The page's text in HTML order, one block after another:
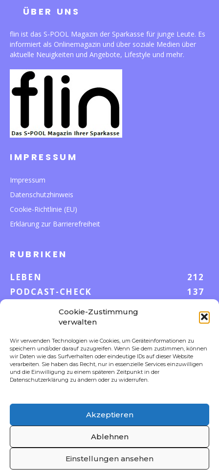
Cookie-Zustimmung
verwalten
Wir verwenden Technologien wie Cookies, um Geräteinformationen zu
speichern und/oder darauf zuzugreifen. Wenn Sie dem zustimmen, können
wir Daten wie das Surfverhalten oder eindeutige IDs auf dieser Website
verarbeiten. Sie haben das Recht, nur in essenzielle Services einzuwilligen
und die Einwilligung zu einem späteren Zeitpunkt in der
Datenschutzerklärung zu ändern oder zu widerrufen.
Akzeptieren
Ablehnen
Einstellungen ansehen
ÜBER UNS
flin ist das S-POOL Magazin der Sparkasse für junge Leute. Es
informiert als Onlinemagazin und über soziale Medien über
aktuelle Neuigkeiten und Angebote, Lifestyle und mehr.
IMPRESSUM
Impressum
Datenschutzhinweis
Cookie-Richtlinie (EU)
Erklärung zur Barrierefreiheit
RUBRIKEN
LEBEN
212
PODCAST-CHECK
137
GELD & KARRIERE
43
S-POOL VORTEILE
35
DIGITALE WELT
23
FOKUS